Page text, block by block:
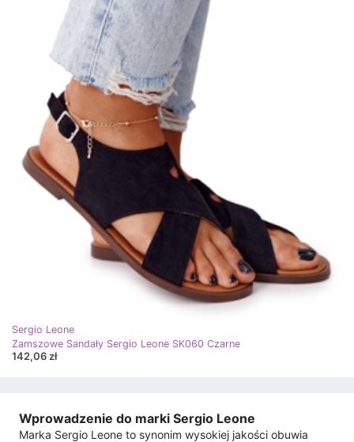
Sergio Leone
Zamszowe Sandały Sergio Leone SK060 Czarne
142,06 zł
Wprowadzenie do marki Sergio Leone
Marka Sergio Leone to synonim wysokiej jakości obuwia